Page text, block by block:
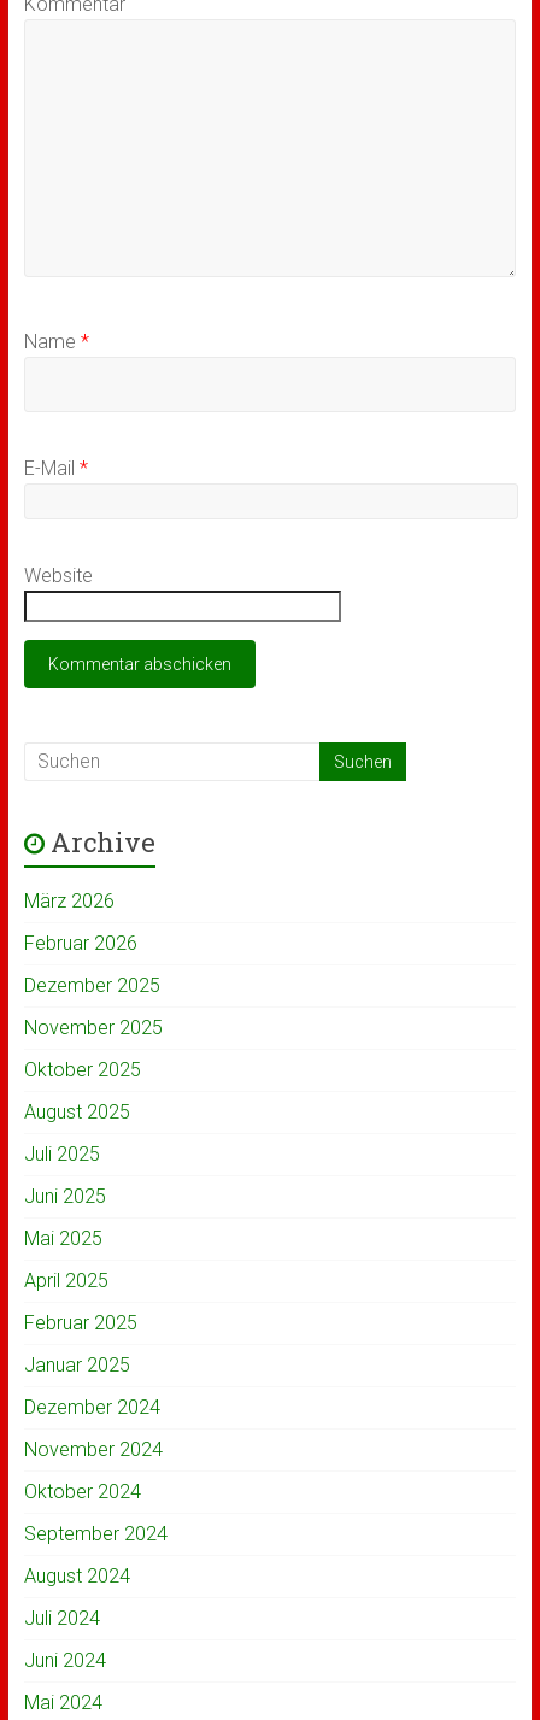
Name *
E-Mail *
Website
Archive
März 2026
Februar 2026
Dezember 2025
November 2025
Oktober 2025
August 2025
Juli 2025
Juni 2025
Mai 2025
April 2025
Februar 2025
Januar 2025
Dezember 2024
November 2024
Oktober 2024
September 2024
August 2024
Juli 2024
Juni 2024
Mai 2024